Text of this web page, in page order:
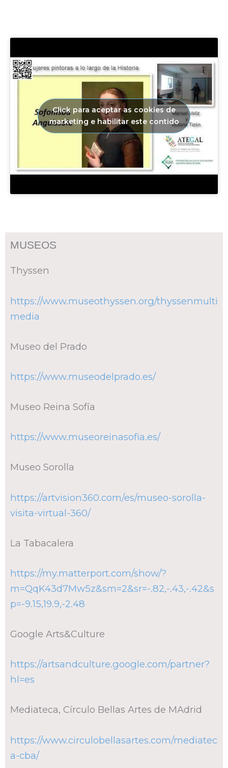
Click para aceptar as cookies de
marketing e habilitar este contido
MUSEOS
Thyssen
https://www.museothyssen.org/thyssenmulti
media
Museo del Prado
https://www.museodelprado.es/
Museo Reina Sofía
https://www.museoreinasofia.es/
Museo Sorolla
https://artvision360.com/es/museo-sorolla-
visita-virtual-360/
La Tabacalera
https://my.matterport.com/show/?
m=QqK43d7Mw5z&sm=2&sr=-.82,-.43,-.42&s
p=-9.15,19.9,-2.48
Google Arts&Culture
https://artsandculture.google.com/partner?
hl=es
Mediateca, Círculo Bellas Artes de MAdrid
https://www.circulobellasartes.com/mediatec
a-cba/